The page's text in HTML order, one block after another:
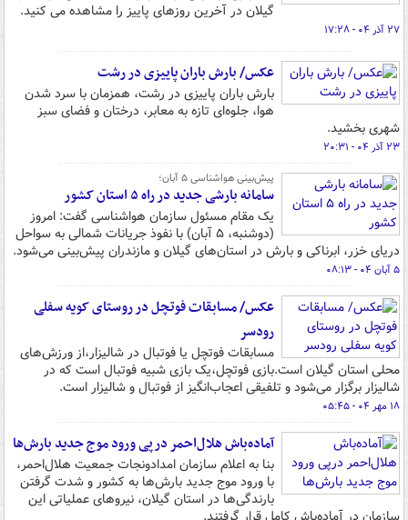
گیلان در آخرین روزهای پاییز را مشاهده می کنید.
۲۷ آذر ۰۴ - ۱۷:۲۸
عکس/ بارش باران پاییزی در رشت
بارش باران پاییزی در رشت، همزمان با سرد شدن
هوا، جلوه‌ای تازه به معابر، درختان و فضای سبز
شهری بخشید.
۲۳ آذر ۰۴ - ۲۰:۳۱
پیش‌بینی هواشناسی ۵ آبان؛
سامانه بارشی جدید در راه ۵ استان کشور
یک مقام مسئول سازمان هواشناسی گفت: امروز
(دوشنبه، ۵ آبان) با نفوذ جریانات شمالی به سواحل
دریای خزر، ابرناکی و بارش در استان‌های گیلان و مازندران پیش‌بینی می‌شود.
۵ آبان ۰۴ - ۰۸:۱۳
عکس/ مسابقات فوتچل در روستای کویه سفلی
رودسر
مسابقات فوتچل یا فوتبال در شالیزار،از ورزش‌های
محلی استان گیلان است.بازی فوتچل،یک بازی شبیه فوتبال است که در
شالیزار برگزار می‌شود و تلفیقی اعجاب‌انگیز از فوتبال و شالیزار است.
۱۸ مهر ۰۴ - ۰۵:۴۵
آماده‌باش هلال‌احمر درپی ورود موج جدید بارش‌ها
بنا به اعلام سازمان امدادونجات جمعیت هلال‌احمر،
با ورود موج جدید بارش‌ها به کشور و شدت گرفتن
بارندگی‌ها در استان گیلان، نیروهای عملیاتی این